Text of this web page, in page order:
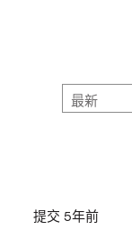
提交 5年前